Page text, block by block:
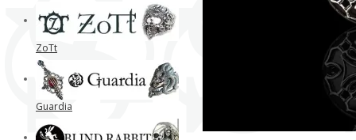
ZoTt
Guardia